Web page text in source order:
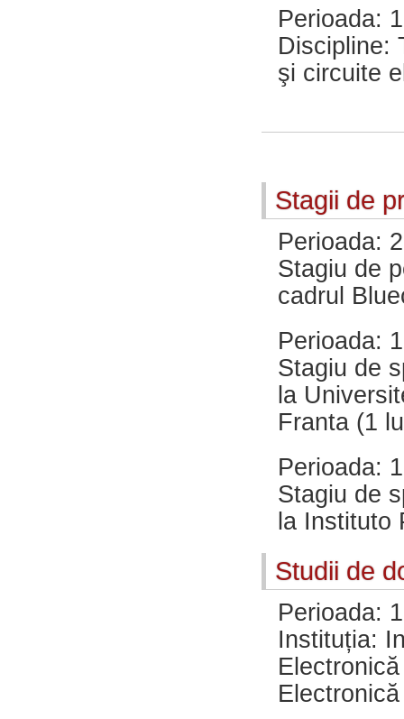
Perioada:
Discipline:
şi circuite
Stagii de
Perioada:
Stagiu de
cadrul
Perioada:
Stagiu de
la
Franta (1
Perioada:
Stagiu de
la Instituto
Studii de
Perioada:
Instituția: